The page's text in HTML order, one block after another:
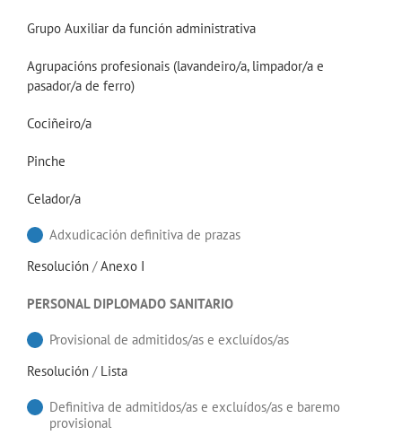
Grupo Auxiliar da función administrativa
Agrupacións profesionais (lavandeiro/a, limpador/a e
pasador/a de ferro)
Cociñeiro/a
Pinche
Celador/a
Adxudicación definitiva de prazas
Resolución /Anexo I
PERSONAL DIPLOMADO SANITARIO
Provisional de admitidos/as e excluídos/as
Resolución / Lista
Definitiva de admitidos/as e excluídos/as e baremo
provisional